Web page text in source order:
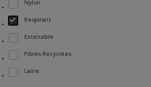
Nylon
Classer selon Composition : Nylon(Nylon)
Respirant
Choisir Classé selon Composition :
Extensible
Classer selon Composition : Extensible(Stretch)
Fibres Recyclées
Classer selon Composition :
Laine
Classer selon Composition : Laine(Wool)